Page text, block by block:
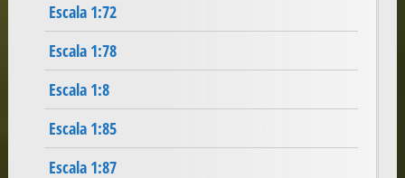
Escala 1:72
Escala 1:78
Escala 1:8
Escala 1:85
Escala 1:87